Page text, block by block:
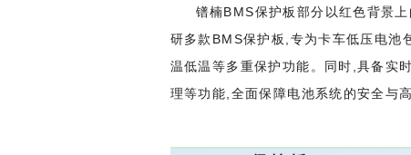
镨楠BMS保护板部分以红色背景
研多款BMS保护板,专为卡车低压电池
温低温等多重保护功能。同时,具备实
理等功能,全面保障电池系统的安全与高